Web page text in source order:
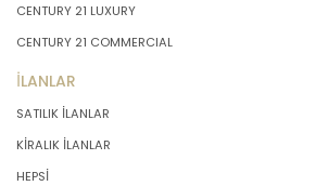
CENTURY 21 LUXURY
CENTURY 21 COMMERCIAL
İLANLAR
SATILIK İLANLAR
KİRALIK İLANLAR
HEPSİ